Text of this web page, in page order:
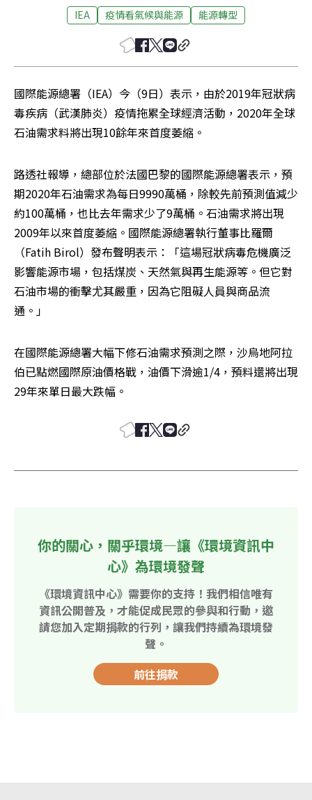
IEA 疫情看氣候與能源 能源轉型
國際能源總署（IEA）今（9日）表示，由於2019年冠狀病
毒疾病（武漢肺炎）疫情拖累全球經濟活動，2020年全球
石油需求料將出現10餘年來首度萎縮。
路透社報導，總部位於法國巴黎的國際能源總署表示，預
期2020年石油需求為每日9990萬桶，除較先前預測值減少
約100萬桶，也比去年需求少了9萬桶。石油需求將出現
2009年以來首度萎縮。國際能源總署執行董事比羅爾
（Fatih Birol）發布聲明表示：「這場冠狀病毒危機廣泛
影響能源市場，包括煤炭、天然氣與再生能源等。但它對
石油市場的衝擊尤其嚴重，因為它阻礙人員與商品流
通。」
在國際能源總署大幅下修石油需求預測之際，沙烏地阿拉
伯已點燃國際原油價格戰，油價下滑逾1/4，預料還將出現
29年來單日最大跌幅。
你的關心，關乎環境—讓《環境資訊中
心》為環境發聲
《環境資訊中心》需要你的支持！我們相信唯有
資訊公開普及，才能促成民眾的參與和行動，邀
請您加入定期捐款的行列，讓我們持續為環境發
聲。
前往捐款